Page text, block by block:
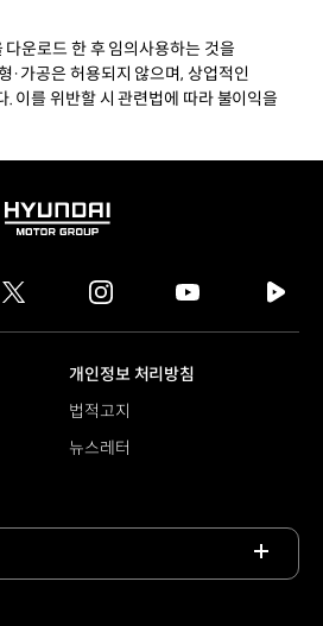
운로드 한 후 임의사용하는 것을
·가공은 허용되지 않으며, 상업적인
이를 위반할 시 관련법에 따라 불이익을
HYUNDAI
GROUP
twitter instagram
tv
개인정보 처리방침
법적고지
뉴스레터